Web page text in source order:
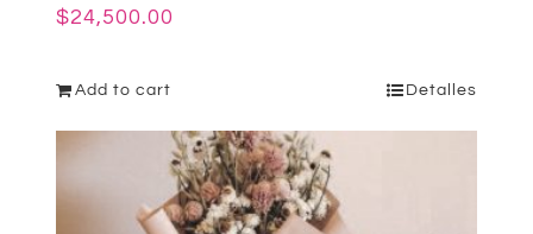
$24,500.00
Add to cart Detalles